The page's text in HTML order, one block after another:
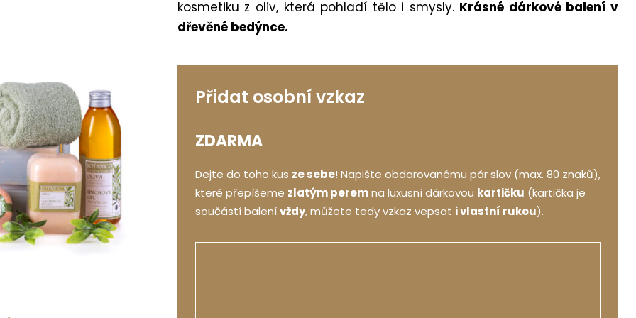
kosmetiku z oliv, která pohladí tělo i smysly. Krásné dárkové balení v
dřevěné bedýnce.
Přidat osobní vzkaz
ZDARMA
Dejte do toho kus ze sebe! Napište obdarovanému pár slov (max. 80 znaků),
které přepíšeme zlatým peremna luxusní dárkovou kartičku (kartička je
součástí balenívždy, můžete tedy vzkaz vepsat i vlastní rukou).